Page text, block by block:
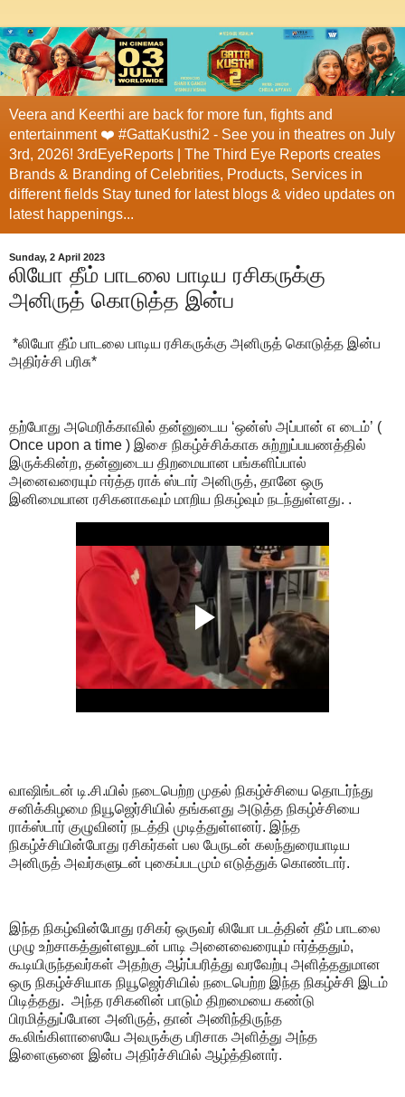
Veera and Keerthi are back for more fun, fights and
entertainment ❤️ #GattaKusthi2 - See you in theatres on July
3rd, 2026! 3rdEyeReports | The Third Eye Reports creates
Brands & Branding of Celebrities, Products, Services in
different fields Stay tuned for latest blogs & video updates on
latest happenings...
Sunday, 2 April 2023
லியோ தீம் பாடலை பாடிய ரசிகருக்கு
அனிருத் கொடுத்த இன்ப
*லியோ தீம் பாடலை பாடிய ரசிகருக்கு அனிருத் கொடுத்த இன்ப
அதிர்ச்சி பரிசு*
தற்போது அமெரிக்காவில் தன்னுடைய ‘ஒன்ஸ் அப்பான் எ டைம்’ (
Once upon a time ) இசை நிகழ்ச்சிக்காக சுற்றுப்பயணத்தில்
இருக்கின்ற, தன்னுடைய திறமையான பங்களிப்பால்
அனைவரையும் ஈர்த்த ராக் ஸ்டார் அனிருத், தானே ஒரு
இனிமையான ரசிகனாகவும் மாறிய நிகழ்வும் நடந்துள்ளது. .
வாஷிங்டன் டி.சி.யில் நடைபெற்ற முதல் நிகழ்ச்சியை தொடர்ந்து
சனிக்கிழமை நியூஜெர்சியில் தங்களது அடுத்த நிகழ்ச்சியை
ராக்ஸ்டார் குழுவினர் நடத்தி முடித்துள்ளனர். இந்த
நிகழ்ச்சியின்போது ரசிகர்கள் பல பேருடன் கலந்துரையாடிய
அனிருத் அவர்களுடன் புகைப்படமும் எடுத்துக் கொண்டார்.
இந்த நிகழ்வின்போது ரசிகர் ஒருவர் லியோ படத்தின் தீம் பாடலை
முழு உற்சாகத்துள்ளலுடன் பாடி அனைவைரையும் ஈர்த்ததும்,
கூடியிருந்தவர்கள் அதற்கு ஆர்ப்பரித்து வரவேற்பு அளித்ததுமான
ஒரு நிகழ்ச்சியாக நியூஜெர்சியில் நடைபெற்ற இந்த நிகழ்ச்சி இடம்
பிடித்தது. அந்த ரசிகனின் பாடும் திறமையை கண்டு
பிரமித்துப்போன அனிருத், தான் அணிந்திருந்த
கூலிங்கிளாஸையே அவருக்கு பரிசாக அளித்து அந்த
இளைஞனை இன்ப அதிர்ச்சியில் ஆழ்த்தினார்.